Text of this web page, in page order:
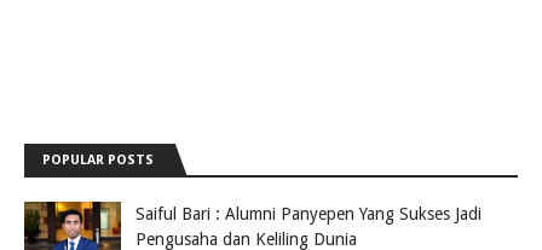
POPULAR POSTS
Saiful Bari : Alumni Panyepen Yang Sukses Jadi
Pengusaha dan Keliling Dunia